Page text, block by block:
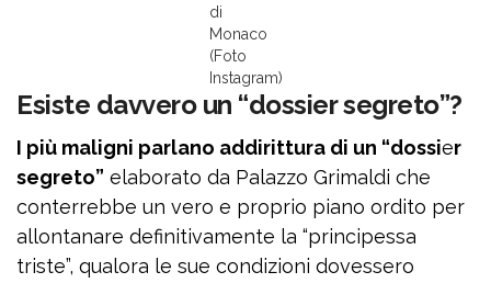
di
Monaco
(Foto
Instagram)
Esiste davvero un “dossier segreto”?
I più maligni parlano addirittura di un “dossier
segreto” elaborato da Palazzo Grimaldi che
conterrebbe un vero e proprio piano ordito per
allontanare definitivamente la “principessa
triste”, qualora le sue condizioni dovessero